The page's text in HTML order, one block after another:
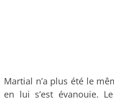
Martial n’a plus été le
en lui s’est évanouie.